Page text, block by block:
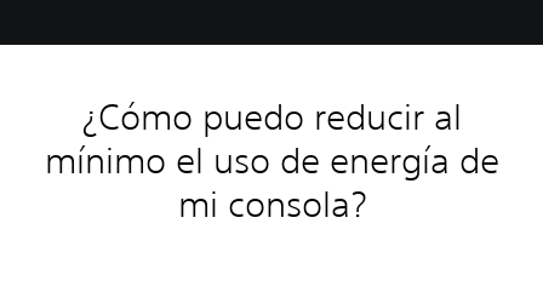
¿Cómo puedo reducir al
mínimo el uso de energía de
mi consola?